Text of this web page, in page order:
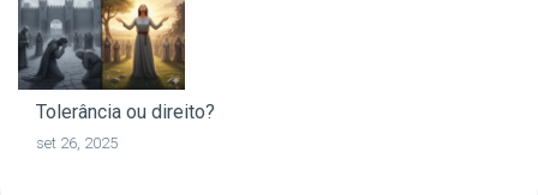
Tolerância ou direito?
set 26, 2025